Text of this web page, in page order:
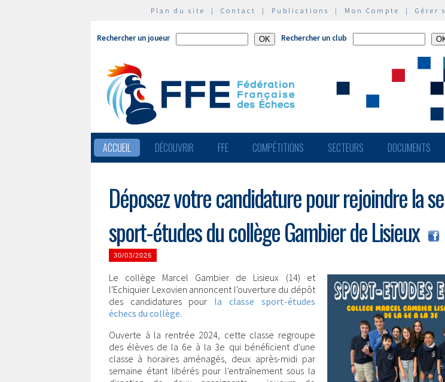
Plan du site | Contact | Publications | Mon Compte | Gérer
Rechercher un joueur Rechercher un club
ACCUEIL DÉCOUVRIR FFE COMPÉTITIONS SECTEURS DOCUMENTS
Déposez votre candidature pour rejoindre la
sport-études du collège Gambier de Lisieux
30/03/2026
Le collège Marcel Gambier de Lisieux (14) et
l'Echiquier Lexovien annoncent l'ouverture du dépôt
des candidatures pour la classe sport-études
échecs du collège.
Ouverte à la rentrée 2024, cette classe regroupe
des élèves de la 6e à la 3e qui bénéficient d'une
classe à horaires aménagés, deux après-midi par
semaine étant libérés pour l'entraînement sous la